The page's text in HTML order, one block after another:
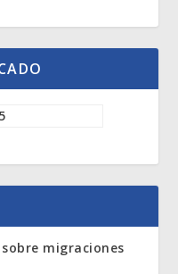
migraciones